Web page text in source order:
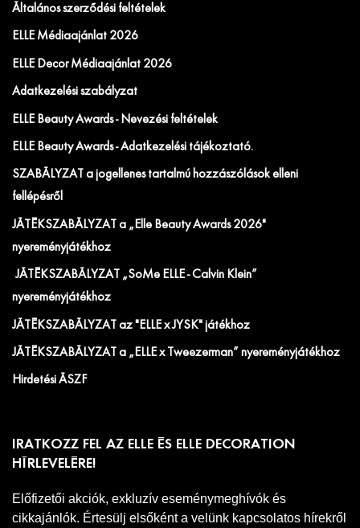
Általános szerződési feltételek
ELLE Médiaajánlat 2026
ELLE Decor Médiaajánlat 2026
Adatkezelési szabályzat
ELLE Beauty Awards - Nevezési feltételek
ELLE Beauty Awards - Adatkezelési tájékoztató.
SZABÁLYZAT a jogellenes tartalmú hozzászólások elleni
fellépésről
JÁTÉKSZABÁLYZAT a „Elle Beauty Awards 2026"
nyereményjátékhoz
JÁTÉKSZABÁLYZAT „SoMe ELLE - Calvin Klein”
nyereményjátékhoz
JÁTÉKSZABÁLYZAT az "ELLE x JYSK" játékhoz
JÁTÉKSZABÁLYZAT a „ELLE x Tweezerman” nyereményjátékhoz
Hirdetési ÁSZF
IRATKOZZ FEL AZ ELLE ÉS ELLE DECORATION
HÍRLEVELÉRE!
Előfizetői akciók, exkluzív eseménymeghívók és
cikkajánlók. Értesülj elsőként a velünk kapcsolatos hírekről